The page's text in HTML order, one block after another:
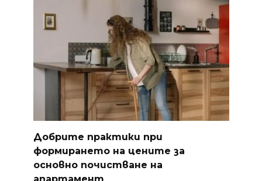
Добрите практики при
формирането на цените за
основно почистване на
апартамент